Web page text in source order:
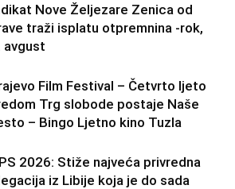
Nove Željezare Zenica od
traži isplatu otpremnina -rok,
avgust
Film Festival – Četvrto ljeto
Trg slobode postaje Naše
– Bingo Ljetno kino Tuzla
2026: Stiže najveća privredna
iz Libije koja je do sada